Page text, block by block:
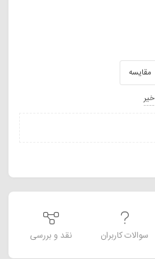
مقایسه
خیر
سوالات کاربران نقد و بررسی